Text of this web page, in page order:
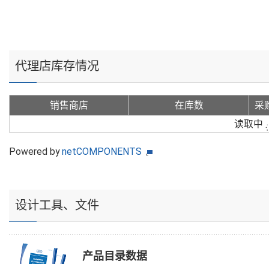
代理店库存情况
销售商店 在库数
采
读取中
Powered bynetCOMPONENTS
设计工具、文件
产品目录数据